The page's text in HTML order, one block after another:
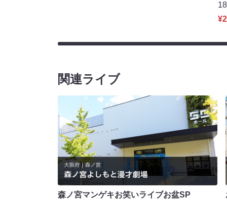
関連ライブ
森ノ宮マンゲキお笑いライブお盆SP